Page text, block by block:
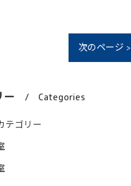
次のページ >
ー Categories
テゴリー